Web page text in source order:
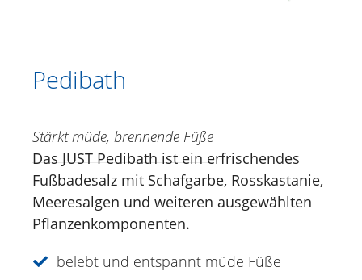
Pedibalm
Just for Men
Aromatherapie
Sonnencreme
Spezialitäten
Pedibath
Stärkt müde, brennende Füße
Das JUST Pedibath ist ein erfrischendes
Fußbadesalz mit Schafgarbe, Rosskastanie,
Meeresalgen und weiteren ausgewählten
Pflanzenkomponenten.
belebt und entspannt müde Füße